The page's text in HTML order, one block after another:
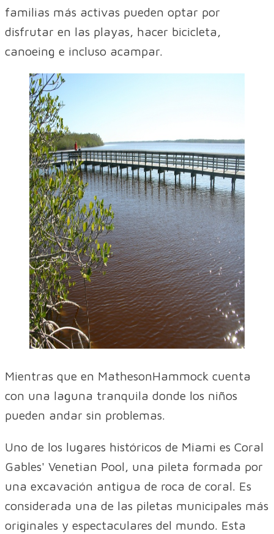
familias más activas pueden optar por
disfrutar en las playas, hacer bicicleta,
canoeing e incluso acampar.
Mientras que en MathesonHammock cuenta
con una laguna tranquila donde los niños
pueden andar sin problemas.
Uno de los lugares históricos de Miami es Coral
Gables' Venetian Pool, una pileta formada por
una excavación antigua de roca de coral. Es
considerada una de las piletas municipales más
originales y espectaculares del mundo. Esta